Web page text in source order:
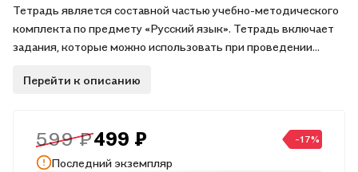
Тетрадь является составной частью учебно-методического
комплекта по предмету «Русский язык». Тетрадь включает
задания, которые можно использовать при проведении
индивидуальной работы с учащимися, усваивающими
Перейти к описанию
599 ₽499 ₽ -17%
Последний экземпляр